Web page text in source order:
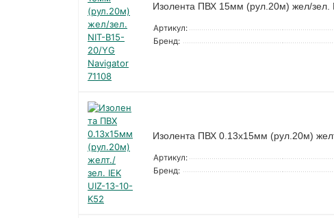
Изолента ПВХ 15мм (рул.20м) жел/зел.
Артикул:
Бренд:
Изолента ПВХ 0.13х15мм (рул.20м)
Артикул:
Бренд: